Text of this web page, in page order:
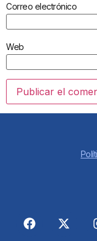
Correo electrónico
Web